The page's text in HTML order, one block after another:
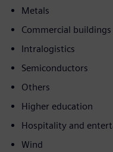
Metals
Commercial buildings
Intralogistics
Semiconductors
Others
Higher education
Hospitality and
Wind